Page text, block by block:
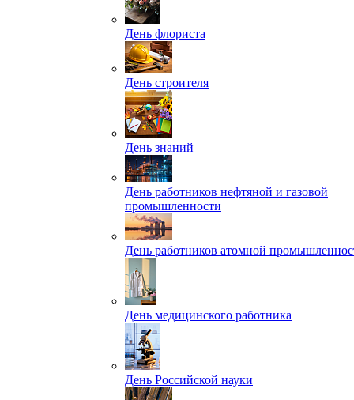
День флориста
День строителя
День знаний
День работников нефтяной и газовой
промышленности
День работников атомной
День медицинского работника
День Российской науки